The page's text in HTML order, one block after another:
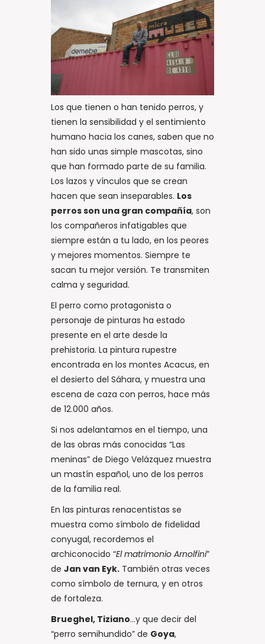
Los que tienen o han tenido perros, y
tienen la sensibilidad y el sentimiento
humano hacia los canes, saben que no
han sido unas simple mascotas, sino
que han formado parte de su familia.
Los lazos y vínculos que se crean
hacen que sean inseparables. Los
perros son una gran compañía, son
los compañeros infatigables que
siempre están a tu lado, en los peores
y mejores momentos. Siempre te
sacan tu mejor versión. Te transmiten
calma y seguridad.
El perro como protagonista o
personaje de pinturas ha estado
presente en el arte desde la
prehistoria. La pintura rupestre
encontrada en los montes Acacus, en
el desierto del Sáhara, y muestra una
escena de caza con perros, hace más
de 12.000 años.
Si nos adelantamos en el tiempo, una
de las obras más conocidas “Las
meninas” de Diego Velázquez muestra
un mastín español, uno de los perros
de la familia real.
En las pinturas renacentistas se
muestra como símbolo de fidelidad
conyugal, recordemos el
archiconocido “El matrimonio Arnolfini”
de Jan van Eyk. También otras veces
como símbolo de ternura, y en otros
de fortaleza.
Brueghel, Tiziano…y que decir del
“perro semihundido” de Goya,